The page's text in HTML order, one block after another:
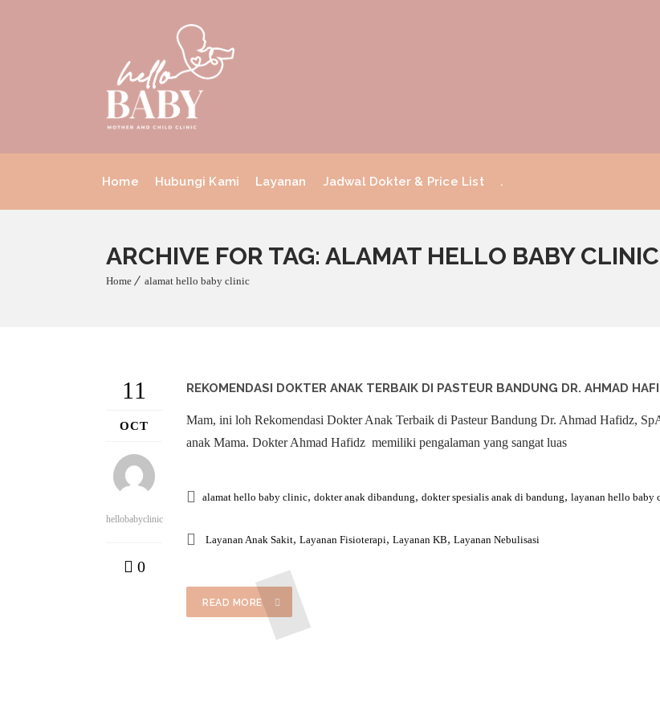
Home Hubungi Kami Layanan Jadwal Dokter & Price List .
ARCHIVE FOR TAG: ALAMAT HELLO BABY CLINIC
Home alamat hello baby clinic
11
OCT
hellobabyclinic
0
REKOMENDASI DOKTER ANAK TERBAIK DI PASTEUR BANDUNG DR. AHMAD
Mam, ini loh Rekomendasi Dokter Anak Terbaik di Pasteur Bandung Dr. Ahmad Hafidz,
anak Mama. Dokter Ahmad Hafidz memiliki pengalaman yang sangat luas
alamat hello baby clinic, dokter anak dibandung, dokter spesialis anak di bandung, layanan hello baby
Layanan Anak Sakit, Layanan Fisioterapi, Layanan KB, Layanan Nebulisasi
READ MORE